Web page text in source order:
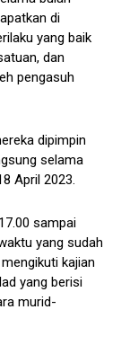
di
yang baik
dan
pengasuh
dipimpin
selama
April 2023.
sampai
yang sudah
kajian
yang berisi
murid-